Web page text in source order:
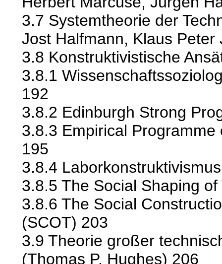
3.7 Systemtheorie der
Jost Halfmann, Klaus Peter
3.8 Konstruktivistische
3.8.1
192
3.8.2 Edinburgh Strong
3.8.3 Empirical
195
3.8.4
3.8.5 The Social Shaping
3.8.6 The Social
(SCOT) 203
3.9 Theorie großer
(Thomas P. Hughes) 206